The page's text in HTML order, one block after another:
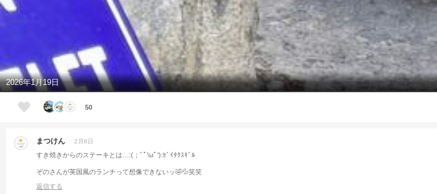
2026年1月19日
50
まつけん 2月8日
すき焼きからのステーキとは…:(；ﾞﾟ'ωﾟ'):ｾﾞｲﾀｸｽｷﾞﾙ
ぞのさんが英国風のランチって想像できないッ🤣💦笑笑
返信する